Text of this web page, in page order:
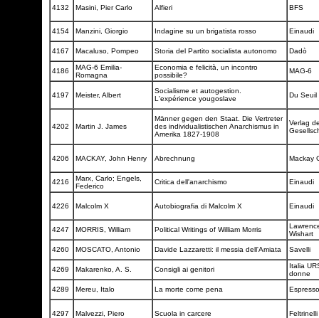
4132 Masini, Pier Carlo Alfieri BFS
4154 Manzini, Giorgio Indagine su un brigatista rosso Einaudi
4167 Macaluso, Pompeo Storia del Partito socialista autonomo Dadò
4186
MAG-6 Emilia-
Romagna
Economia e felicità, un incontro
possibile?
MAG-6
4197 Meister, Albert
Socialisme et autogestion.
L'expérience yougoslave
Du Seuil
4202 Martin J. James
Männer gegen den Staat. Die Vertreter
des individualistischen Anarchismus in
Amerika 1827-1908
Verlag
4206 MACKAY, John Henry Abrechnung Mackay
4216
Marx, Carlo; Engels,
Federico
Critica dell'anarchismo Einaudi
4226 Malcolm X Autobiografia di Malcolm X Einaudi
4247 MORRIS, William Political Writings of William Morris
Wishart
4260
MOSCATO, Antonio Davide Lazzaretti: il messia dell'Amiata Savelli
4269 Makarenko, A. S. Consigli ai genitori
Italia
donne
4289
Mereu, Italo La morte come pena
4297 Malvezzi, Piero Scuola in carcere Feltrinelli